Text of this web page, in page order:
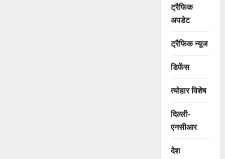
ट्रैफिक
अपडेट
ट्रैफिक न्यूज
डिफेंस
त्योहार विशेष
दिल्ली-
एनसीआर
देश